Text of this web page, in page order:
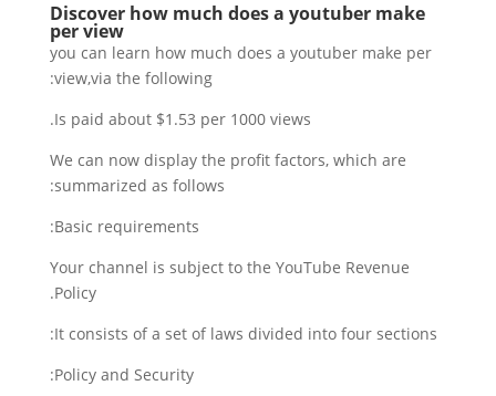
Discover how much does a youtuber make
per view
you can learn how much does a youtuber make per
view,via the following:
Is paid about $1.53 per 1000 views.
We can now display the profit factors, which are
summarized as follows:
Basic requirements:
Your channel is subject to the YouTube Revenue
Policy.
It consists of a set of laws divided into four sections:
Policy and Security: